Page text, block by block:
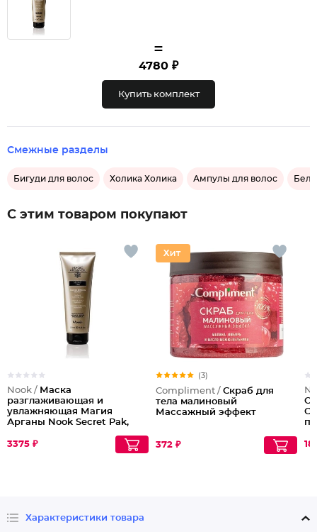
=
4780 ₽
Купить комплект
Смежные разделы
Бигуди для волос Холика Холика Ампулы для волос
С этим товаром покупают
Nook / Маска
разглаживающая и
увлажняющая Магия
Арганы Nook Secret Pak,
3375 ₽
(3)
Compliment / Скраб для
тела малиновый
Массажный эффект
372 ₽
Характеристики товара